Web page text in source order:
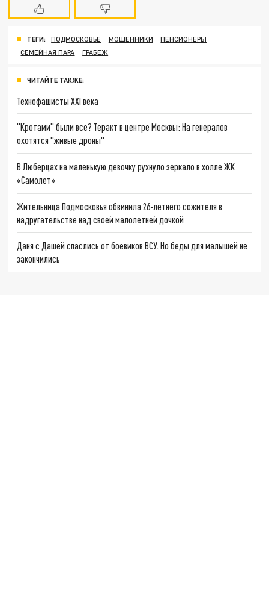
ТЕГИ: ПОДМОСКОВЬЕ МОШЕННИКИ
ПЕНСИОНЕРЫ
СЕМЕЙНАЯ ПАРА
ГРАБЕЖ
ЧИТАЙТЕ ТАКЖЕ:
Технофашисты XXI века
"Кротами" были все? Теракт в центре Москвы: На генералов
охотятся "живые дроны"
В Люберцах на маленькую девочку рухнуло зеркало в холле ЖК
«Самолет»
Жительница Подмосковья обвинила 26-летнего сожителя в
надругательстве над своей малолетней дочкой
Даня с Дашей спаслись от боевиков ВСУ. Но беды для малышей не
закончились